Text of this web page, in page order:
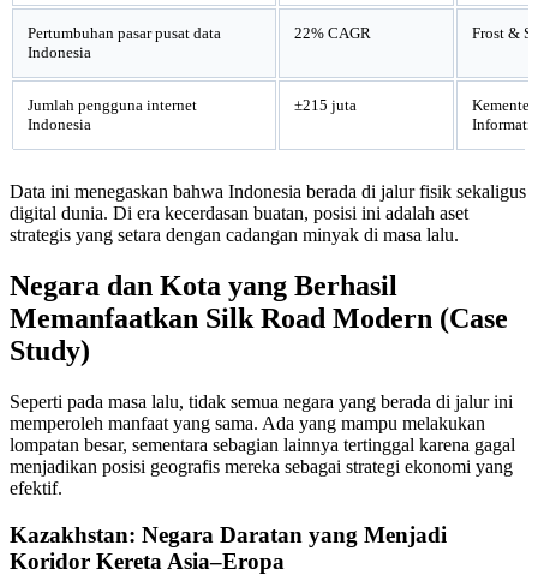
Pertumbuhan pasar pusat data
Indonesia
22% CAGR Frost &
Jumlah pengguna internet
Indonesia
±215 juta
Data ini menegaskan bahwa Indonesia berada di jalur fisik sekaligus
digital dunia. Di era kecerdasan buatan, posisi ini adalah aset
strategis yang setara dengan cadangan minyak di masa lalu.
Negara dan Kota yang Berhasil
Memanfaatkan Silk Road Modern (Case
Study)
Seperti pada masa lalu, tidak semua negara yang berada di jalur ini
memperoleh manfaat yang sama. Ada yang mampu melakukan
lompatan besar, sementara sebagian lainnya tertinggal karena gagal
menjadikan posisi geografis mereka sebagai strategi ekonomi yang
efektif.
Kazakhstan: Negara Daratan yang Menjadi
Koridor Kereta Asia–Eropa